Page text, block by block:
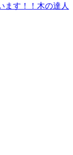
ます！！木の達人